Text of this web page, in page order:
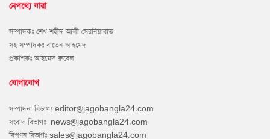
নেপথ্যে যারা
সম্পাদকঃ শেখ শহীদ আলী সেরনিয়াবাত
সহ সম্পাদকঃ বাতেন আহমেদ
প্রকাশকঃ আহমেদ রুবেল
যোগাযোগ
সম্পাদনা বিভাগঃ editor@jagobangla24.com
সংবাদ বিভাগঃ news@jagobangla24.com
বিপণন বিভাগঃ sales@jagobangla24.com